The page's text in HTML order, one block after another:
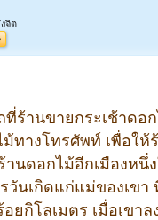
จิต
ร้านขายกระเช้าดอก
ม้ทางโทรศัพท์ เพื่อให้
นดอกไม้อีกเมืองหนึ่
วันเกิดแก่แม่ของเขา
ยกิโลเมตร เมื่อเขาล